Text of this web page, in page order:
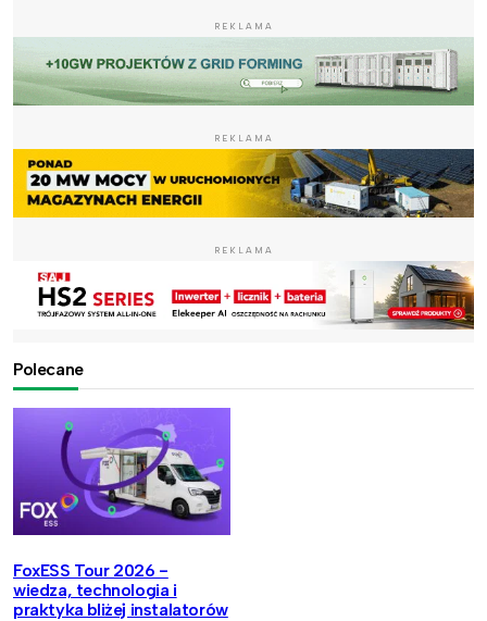
REKLAMA
REKLAMA
REKLAMA
Polecane
FoxESS Tour 2026 -
wiedza, technologia i
praktyka bliżej instalatorów